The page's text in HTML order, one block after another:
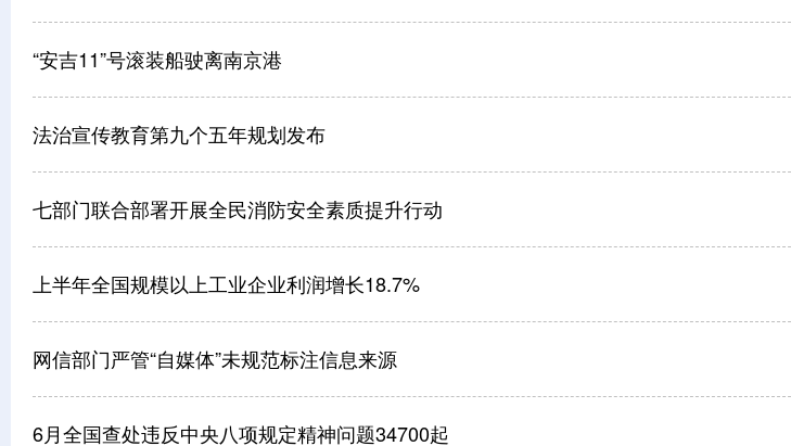
“安吉11”号滚装船驶离南京港
法治宣传教育第九个五年规划发布
七部门联合部署开展全民消防安全素质提升行动
上半年全国规模以上工业企业利润增长18.7%
网信部门严管“自媒体”未规范标注信息来源
6月全国查处违反中央八项规定精神问题34700起